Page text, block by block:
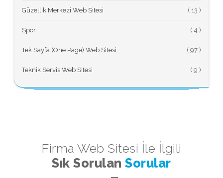
Güzellik Merkezi Web Sitesi (
Spor (
Tek Sayfa (One Page) Web Sitesi (
Teknik Servis Web Sitesi (
Firma Web Sitesi İle İlgili
Sık SorulanSorular